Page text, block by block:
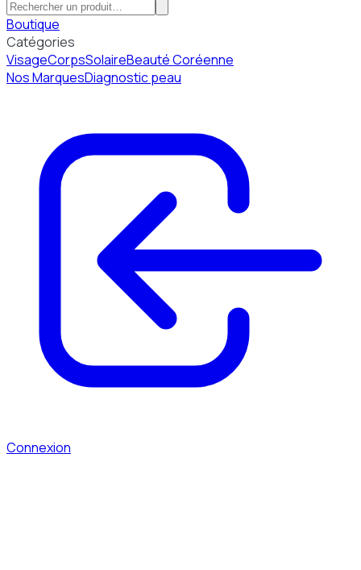
Boutique
Catégories
VisageCorpsSolaireBeauté Coréenne
Nos MarquesDiagnostic peau
Connexion